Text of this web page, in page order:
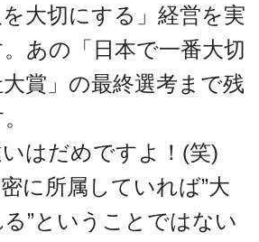
大切にする」経営を実
あの「日本で一番大切
賞」の最終選考まで残
いはだめですよ！(笑)
に所属していれば”大
”ということではない